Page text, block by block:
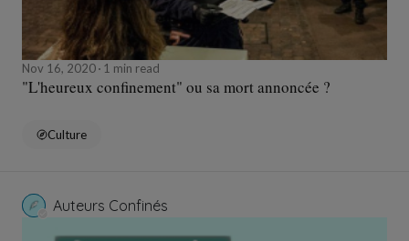
Nov 16, 2020 1 min read
"L'heureux confinement" ou sa mort annoncée ?
Culture
Auteurs Confinés